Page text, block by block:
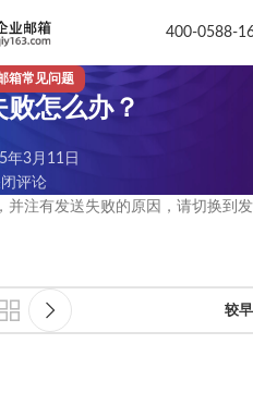
400-0588-
箱常见问题
怎么办？
年3月11日
评论
并注有发送失败的原因，请切换到发
较早